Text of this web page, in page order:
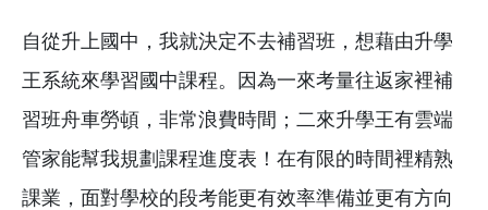
自從升上國中，我就決定不去補習班，想藉由升學
王系統來學習國中課程。因為一來考量往返家裡補
習班舟車勞頓，非常浪費時間；二來升學王有雲端
管家能幫我規劃課程進度表！在有限的時間裡精熟
課業，面對學校的段考能更有效率準備並更有方向